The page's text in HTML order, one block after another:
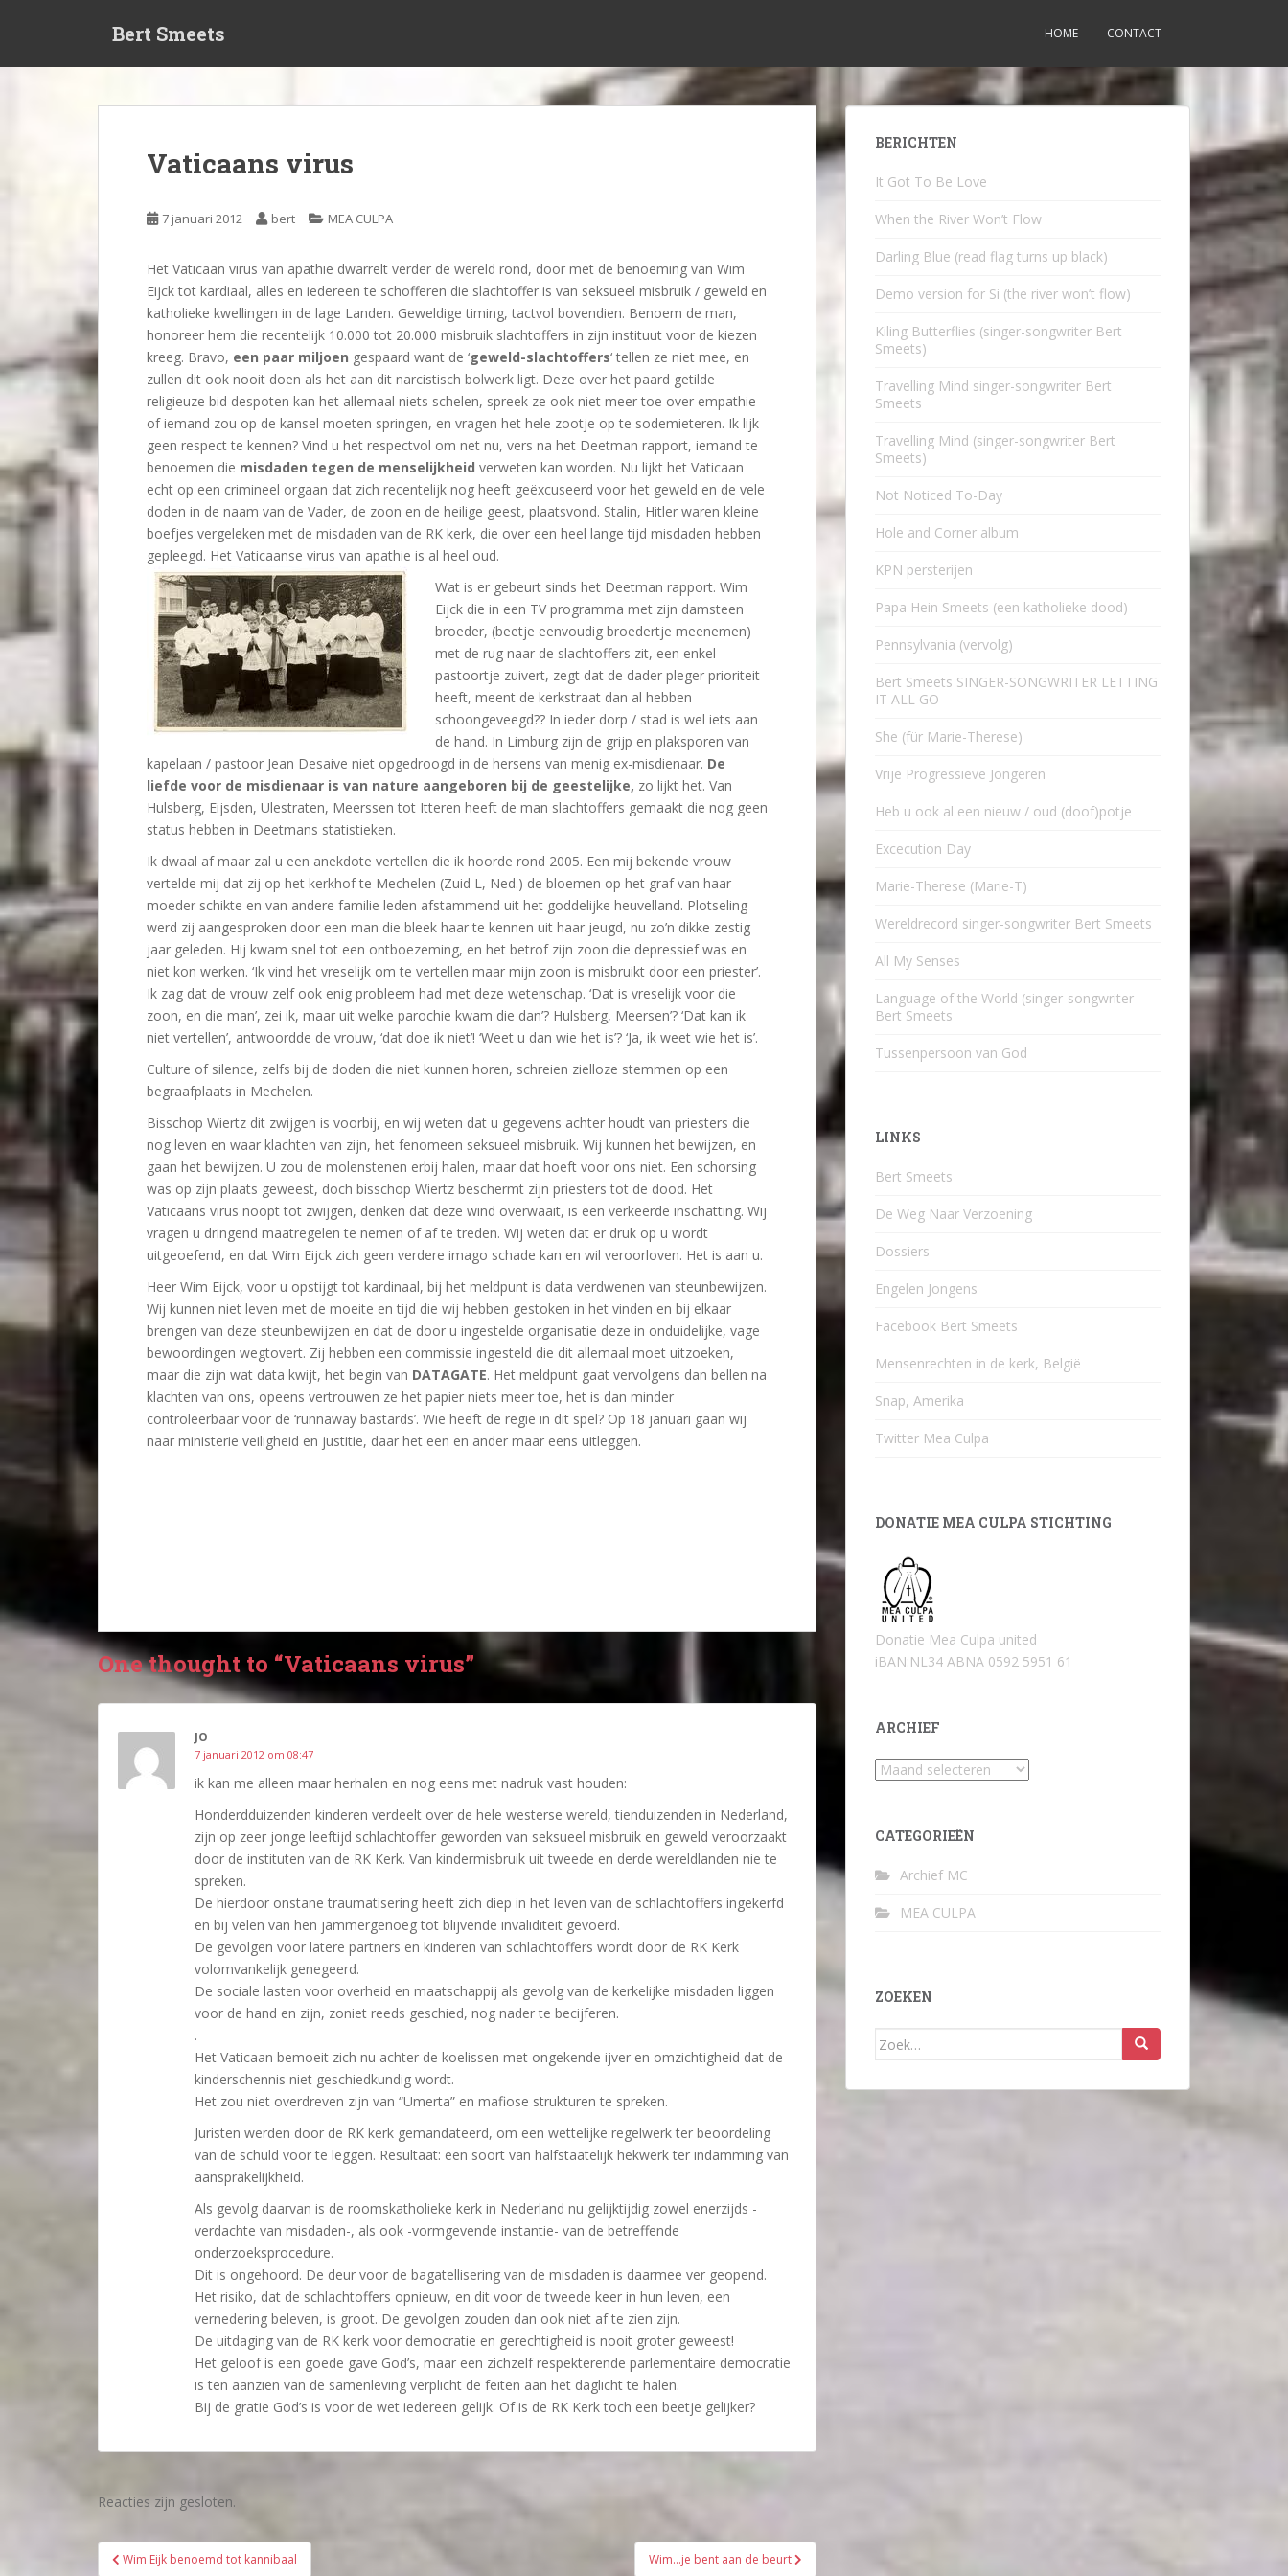
t
Bert Smeets HOME CONTACT
Vaticaans virus
7 januari 2012 bert MEA CULPA
Het Vaticaan virus van apathie dwarrelt verder de wereld rond, door met de benoeming van Wim
Eijck tot kardiaal, alles en iedereen te schofferen die slachtoffer is van seksueel misbruik / geweld en
katholieke kwellingen in de lage Landen. Geweldige timing, tactvol bovendien. Benoem de man,
honoreer hem die recentelijk 10.000 tot 20.000 misbruik slachtoffers in zijn instituut voor de kiezen
kreeg. Bravo, een paar miljoen gespaard want de ‘geweld-slachtoffers‘ tellen ze niet mee, en
zullen dit ook nooit doen als het aan dit narcistisch bolwerk ligt. Deze over het paard getilde
religieuze bid despoten kan het allemaal niets schelen, spreek ze ook niet meer toe over empathie
of iemand zou op de kansel moeten springen, en vragen het hele zootje op te sodemieteren. Ik lijk
geen respect te kennen? Vind u het respectvol om net nu, vers na het Deetman rapport, iemand te
benoemen die misdaden tegen de menselijkheid verweten kan worden. Nu lijkt het Vaticaan
echt op een crimineel orgaan dat zich recentelijk nog heeft geëxcuseerd voor het geweld en de vele
doden in de naam van de Vader, de zoon en de heilige geest, plaatsvond. Stalin, Hitler waren kleine
boefjes vergeleken met de misdaden van de RK kerk, die over een heel lange tijd misdaden hebben
gepleegd. Het Vaticaanse virus van apathie is al heel oud.
Wat is er gebeurt sinds het Deetman rapport. Wim
Eijck die in een TV programma met zijn damsteen
broeder, (beetje eenvoudig broedertje meenemen)
met de rug naar de slachtoffers zit, een enkel
pastoortje zuivert, zegt dat de dader pleger prioriteit
heeft, meent de kerkstraat dan al hebben
schoongeveegd?? In ieder dorp / stad is wel iets aan
de hand. In Limburg zijn de grijp en plaksporen van
kapelaan / pastoor Jean Desaive niet opgedroogd in de hersens van menig ex-misdienaar. De
liefde voor de misdienaar is van nature aangeboren bij de geestelijke, zo lijkt het. Van
Hulsberg, Eijsden, Ulestraten, Meerssen tot Itteren heeft de man slachtoffers gemaakt die nog geen
status hebben in Deetmans statistieken.
Ik dwaal af maar zal u een anekdote vertellen die ik hoorde rond 2005. Een mij bekende vrouw
vertelde mij dat zij op het kerkhof te Mechelen (Zuid L, Ned.) de bloemen op het graf van haar
moeder schikte en van andere familie leden afstammend uit het goddelijke heuvelland. Plotseling
werd zij aangesproken door een man die bleek haar te kennen uit haar jeugd, nu zo’n dikke zestig
jaar geleden. Hij kwam snel tot een ontboezeming, en het betrof zijn zoon die depressief was en
niet kon werken. ‘Ik vind het vreselijk om te vertellen maar mijn zoon is misbruikt door een priester’.
Ik zag dat de vrouw zelf ook enig probleem had met deze wetenschap. ‘Dat is vreselijk voor die
zoon, en die man’, zei ik, maar uit welke parochie kwam die dan’? Hulsberg, Meersen’? ‘Dat kan ik
niet vertellen’, antwoordde de vrouw, ‘dat doe ik niet’! ‘Weet u dan wie het is’? ‘Ja, ik weet wie het is’.
Culture of silence, zelfs bij de doden die niet kunnen horen, schreien zielloze stemmen op een
begraafplaats in Mechelen.
Bisschop Wiertz dit zwijgen is voorbij, en wij weten dat u gegevens achter houdt van priesters die
nog leven en waar klachten van zijn, het fenomeen seksueel misbruik. Wij kunnen het bewijzen, en
gaan het bewijzen. U zou de molenstenen erbij halen, maar dat hoeft voor ons niet. Een schorsing
was op zijn plaats geweest, doch bisschop Wiertz beschermt zijn priesters tot de dood. Het
Vaticaans virus noopt tot zwijgen, denken dat deze wind overwaait, is een verkeerde inschatting. Wij
vragen u dringend maatregelen te nemen of af te treden. Wij weten dat er druk op u wordt
uitgeoefend, en dat Wim Eijck zich geen verdere imago schade kan en wil veroorloven. Het is aan u.
Heer Wim Eijck, voor u opstijgt tot kardinaal, bij het meldpunt is data verdwenen van steunbewijzen.
Wij kunnen niet leven met de moeite en tijd die wij hebben gestoken in het vinden en bij elkaar
brengen van deze steunbewijzen en dat de door u ingestelde organisatie deze in onduidelijke, vage
bewoordingen wegtovert. Zij hebben een commissie ingesteld die dit allemaal moet uitzoeken,
maar die zijn wat data kwijt, het begin van DATAGATE. Het meldpunt gaat vervolgens dan bellen na
klachten van ons, opeens vertrouwen ze het papier niets meer toe, het is dan minder
controleerbaar voor de ‘runnaway bastards’. Wie heeft de regie in dit spel? Op 18 januari gaan wij
naar ministerie veiligheid en justitie, daar het een en ander maar eens uitleggen.
One thought to “Vaticaans virus”
JO
7 januari 2012 om 08:47
ik kan me alleen maar herhalen en nog eens met nadruk vast houden:
Honderdduizenden kinderen verdeelt over de hele westerse wereld, tienduizenden in Nederland,
zijn op zeer jonge leeftijd schlachtoffer geworden van seksueel misbruik en geweld veroorzaakt
door de instituten van de RK Kerk. Van kindermisbruik uit tweede en derde wereldlanden nie te
spreken.
De hierdoor onstane traumatisering heeft zich diep in het leven van de schlachtoffers ingekerfd
en bij velen van hen jammergenoeg tot blijvende invaliditeit gevoerd.
De gevolgen voor latere partners en kinderen van schlachtoffers wordt door de RK Kerk
volomvankelijk genegeerd.
De sociale lasten voor overheid en maatschappij als gevolg van de kerkelijke misdaden liggen
voor de hand en zijn, zoniet reeds geschied, nog nader te becijferen.
.
Het Vaticaan bemoeit zich nu achter de koelissen met ongekende ijver en omzichtigheid dat de
kinderschennis niet geschiedkundig wordt.
Het zou niet overdreven zijn van “Umerta” en mafiose strukturen te spreken.
Juristen werden door de RK kerk gemandateerd, om een wettelijke regelwerk ter beoordeling
van de schuld voor te leggen. Resultaat: een soort van halfstaatelijk hekwerk ter indamming van
aansprakelijkheid.
Als gevolg daarvan is de roomskatholieke kerk in Nederland nu gelijktijdig zowel enerzijds -
verdachte van misdaden-, als ook -vormgevende instantie- van de betreffende
onderzoeksprocedure.
Dit is ongehoord. De deur voor de bagatellisering van de misdaden is daarmee ver geopend.
Het risiko, dat de schlachtoffers opnieuw, en dit voor de tweede keer in hun leven, een
vernedering beleven, is groot. De gevolgen zouden dan ook niet af te zien zijn.
De uitdaging van de RK kerk voor democratie en gerechtigheid is nooit groter geweest!
Het geloof is een goede gave God’s, maar een zichzelf respekterende parlementaire democratie
is ten aanzien van de samenleving verplicht de feiten aan het daglicht te halen.
Bij de gratie God’s is voor de wet iedereen gelijk. Of is de RK Kerk toch een beetje gelijker?
Reacties zijn gesloten.
Bericht
Wim Eijk benoemd tot kannibaal Wim…je bent aan de beurt
BERICHTEN
It Got To Be Love
When the River Won’t Flow
Darling Blue (read flag turns up black)
Demo version for Si (the river won’t flow)
Kiling Butterflies (singer-songwriter Bert
Smeets)
Travelling Mind singer-songwriter Bert
Smeets
Travelling Mind (singer-songwriter Bert
Smeets)
Not Noticed To-Day
Hole and Corner album
KPN persterijen
Papa Hein Smeets (een katholieke dood)
Pennsylvania (vervolg)
Bert Smeets SINGER-SONGWRITER LETTING
IT ALL GO
She (für Marie-Therese)
Vrije Progressieve Jongeren
Heb u ook al een nieuw / oud (doof)potje
Excecution Day
Marie-Therese (Marie-T)
Wereldrecord singer-songwriter Bert Smeets
All My Senses
Language of the World (singer-songwriter
Bert Smeets
Tussenpersoon van God
LINKS
Bert Smeets
De Weg Naar Verzoening
Dossiers
Engelen Jongens
Facebook Bert Smeets
Mensenrechten in de kerk, België
Snap, Amerika
Twitter Mea Culpa
DONATIE MEA CULPA STICHTING
Donatie Mea Culpa united
iBAN:NL34 ABNA 0592 5951 61
ARCHIEF
Archief
CATEGORIEËN
Archief MC
MEA CULPA
ZOEKEN
Zoek